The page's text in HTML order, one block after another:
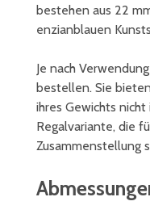
bestehen aus 22
enzianblauen
Je nach
bestellen. Sie
ihres Gewichts
Regalvariante, die
Zusammenstellung